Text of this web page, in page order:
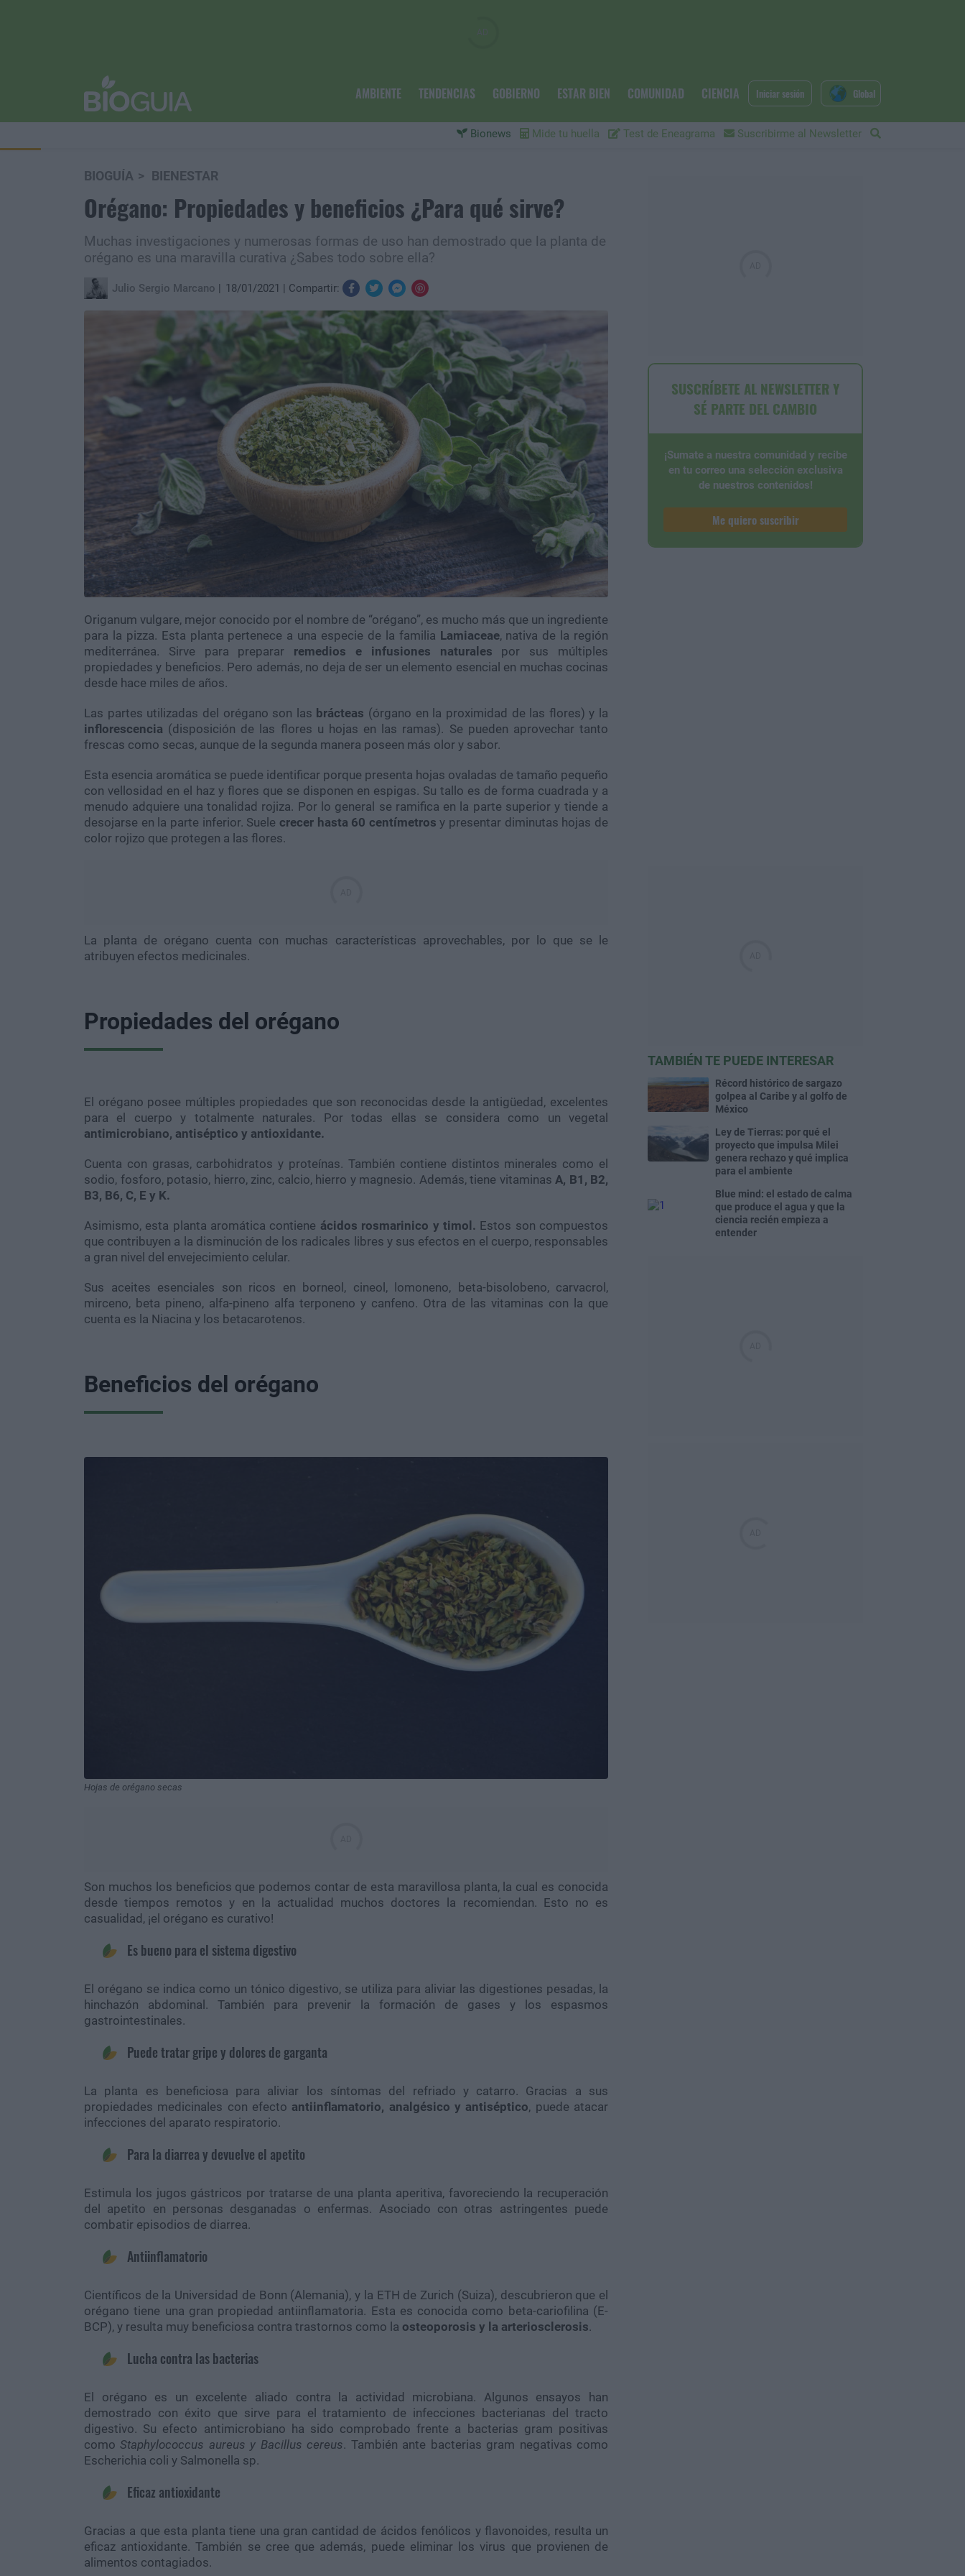
AMBIENTE TENDENCIAS GOBIERNO ESTAR BIEN COMUNIDAD CIENCIA
Bionews Mide tu huella Test de Eneagrama Suscribirme al Newsletter
Iniciar sesión Global
BIOGUÍA BIENESTAR
Orégano: Propiedades y beneficios ¿Para qué sirve?
Muchas investigaciones y numerosas formas de uso han demostrado que la planta de
orégano es una maravilla curativa ¿Sabes todo sobre ella?
Julio Sergio Marcano 18/01/2021 Compartir:
Origanum vulgare, mejor conocido por el nombre de “orégano”, es mucho más que un ingrediente
para la pizza. Esta planta pertenece a una especie de la familia Lamiaceae, nativa de la región
mediterránea. Sirve para preparar remedios e infusiones naturales por sus múltiples
propiedades y beneficios. Pero además, no deja de ser un elemento esencial en muchas cocinas
desde hace miles de años.
Las partes utilizadas del orégano son las brácteas (órgano en la proximidad de las flores) y la
inflorescencia (disposición de las flores u hojas en las ramas). Se pueden aprovechar tanto
frescas como secas, aunque de la segunda manera poseen más olor y sabor.
Esta esencia aromática se puede identificar porque presenta hojas ovaladas de tamaño pequeño
con vellosidad en el haz y flores que se disponen en espigas. Su tallo es de forma cuadrada y a
menudo adquiere una tonalidad rojiza. Por lo general se ramifica en la parte superior y tiende a
desojarse en la parte inferior. Suele crecer hasta 60 centímetrosy presentar diminutas hojas de
color rojizo que protegen a las flores.
La planta de orégano cuenta con muchas características aprovechables, por lo que se le
atribuyen efectos medicinales.
Propiedades del orégano
El orégano posee múltiples propiedades que son reconocidas desde la antigüedad, excelentes
para el cuerpo y totalmente naturales. Por todas ellas se considera como un vegetal
antimicrobiano, antiséptico y antioxidante.
Cuenta con grasas, carbohidratos y proteínas. También contiene distintos minerales como el
sodio, fosforo, potasio, hierro, zinc, calcio, hierro y magnesio. Además, tiene vitaminas A, B1, B2,
B3, B6, C, E y K.
Asimismo, esta planta aromática contiene ácidos rosmarinico y timol. Estos son compuestos
que contribuyen a la disminución de los radicales libres y sus efectos en el cuerpo, responsables
a gran nivel del envejecimiento celular.
Sus aceites esenciales son ricos en borneol, cineol, lomoneno, beta-bisolobeno, carvacrol,
mirceno, beta pineno, alfa-pineno alfa terponeno y canfeno. Otra de las vitaminas con la que
cuenta es la Niacina y los betacarotenos.
Beneficios del orégano
Hojas de orégano secas
Son muchos los beneficios que podemos contar de esta maravillosa planta, la cual es conocida
desde tiempos remotos y en la actualidad muchos doctores la recomiendan. Esto no es
casualidad, ¡el orégano es curativo!
Es bueno para el sistema digestivo
El orégano se indica como un tónico digestivo, se utiliza para aliviar las digestiones pesadas, la
hinchazón abdominal. También para prevenir la formación de gases y los espasmos
gastrointestinales.
Puede tratar gripe y dolores de garganta
La planta es beneficiosa para aliviar los síntomas del refriado y catarro. Gracias a sus
propiedades medicinales con efecto antiinflamatorio, analgésico y antiséptico, puede atacar
infecciones del aparato respiratorio.
Para la diarrea y devuelve el apetito
Estimula los jugos gástricos por tratarse de una planta aperitiva, favoreciendo la recuperación
del apetito en personas desganadas o enfermas. Asociado con otras astringentes puede
combatir episodios de diarrea.
Antiinflamatorio
Científicos de la Universidad de Bonn (Alemania), y la ETH de Zurich (Suiza), descubrieron que el
orégano tiene una gran propiedad antiinflamatoria. Esta es conocida como beta-cariofilina (E-
BCP), y resulta muy beneficiosa contra trastornos como la osteoporosis y la arteriosclerosis.
Lucha contra las bacterias
El orégano es un excelente aliado contra la actividad microbiana. Algunos ensayos han
demostrado con éxito que sirve para el tratamiento de infecciones bacterianas del tracto
digestivo. Su efecto antimicrobiano ha sido comprobado frente a bacterias gram positivas
como Staphylococcus aureus y Bacillus cereus. También ante bacterias gram negativas como
Escherichia coli y Salmonella sp.
Eficaz antioxidante
Gracias a que esta planta tiene una gran cantidad de ácidos fenólicos y flavonoides, resulta un
eficaz antioxidante. También se cree que además, puede eliminar los virus que provienen de
alimentos contagiados.
SUSCRÍBETE AL NEWSLETTER Y
SÉ PARTE DEL CAMBIO
¡Sumate a nuestra comunidad y recibe
en tu correo una selección exclusiva
de nuestros contenidos!
Me quiero suscribir
TAMBIÉN TE PUEDE INTERESAR
Récord histórico de sargazo
golpea al Caribe y al golfo de
México
Ley de Tierras: por qué el
proyecto que impulsa Milei
genera rechazo y qué implica
para el ambiente
Blue mind: el estado de calma
que produce el agua y que la
ciencia recién empieza a
entender